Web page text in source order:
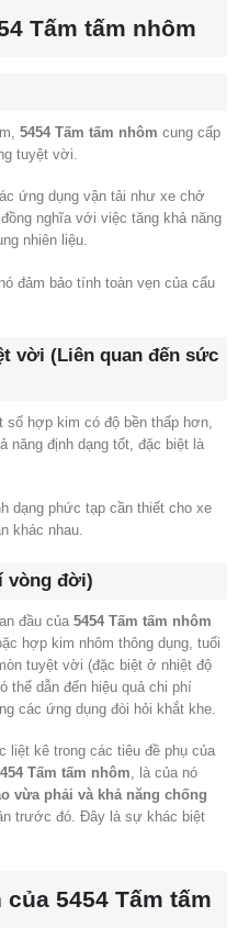
Tấm tấm nhôm
5454 Tấm tấm nhôm cung cấp
tuyệt vời.
ứng dụng vận tải như xe chở
nghĩa với việc tăng khả năng
nhiên liệu.
đảm bảo tính toàn vẹn của cấu
vời (Liên quan đến sức
hợp kim có độ bền thấp hơn,
năng định dạng tốt, đặc biệt là
dạng phức tạp cần thiết cho xe
khác nhau.
vòng đời)
đầu của 5454 Tấm tấm nhôm
hợp kim nhôm thông dụng, tuổi
tuyệt vời (đặc biệt ở nhiệt độ
thể dẫn đến hiệu quả chi phí
các ứng dụng đòi hỏi khắt khe.
liệt kê trong các tiêu đề phụ của
Tấm tấm nhôm, là của nó
vừa phải và khả năng chống
trước đó. Đây là sự khác biệt
5454 Tấm tấm